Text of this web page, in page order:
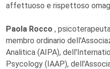
affettuoso e rispettoso
Paola Rocco ,
membro ordinario
Analitica (AIPA),
Psycology (IAAP),